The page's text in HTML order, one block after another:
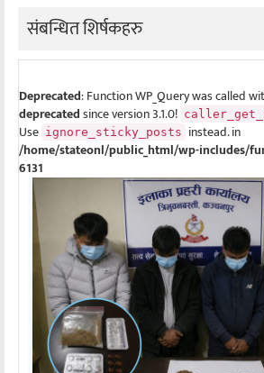
संबन्धित शिर्षकहरु
Deprecated: Function WP_Query was called
deprecatedsince version 3.1.0!
Use ignore_sticky_posts instead. in
/home/stateonl/public_html/wp-includes/
6131